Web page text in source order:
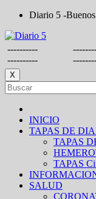
Saltar
contenido
Diario 5 -
----------
----------
X
INICIO
TAPAS DE
TAPAS
TAPAS
SALUD